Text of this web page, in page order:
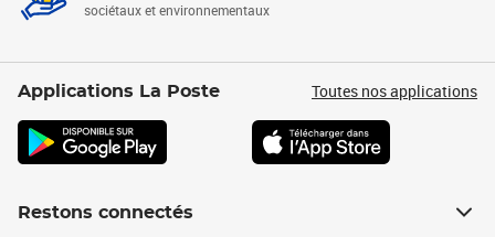
sociétaux et environnementaux
Applications La Poste Toutes nos applications
Restons connectés